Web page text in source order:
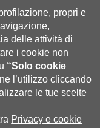
propri e
delle attività di
i cookie non
“Solo cookie
l’utilizzo cliccando
le tue scelte
Privacy e cookie